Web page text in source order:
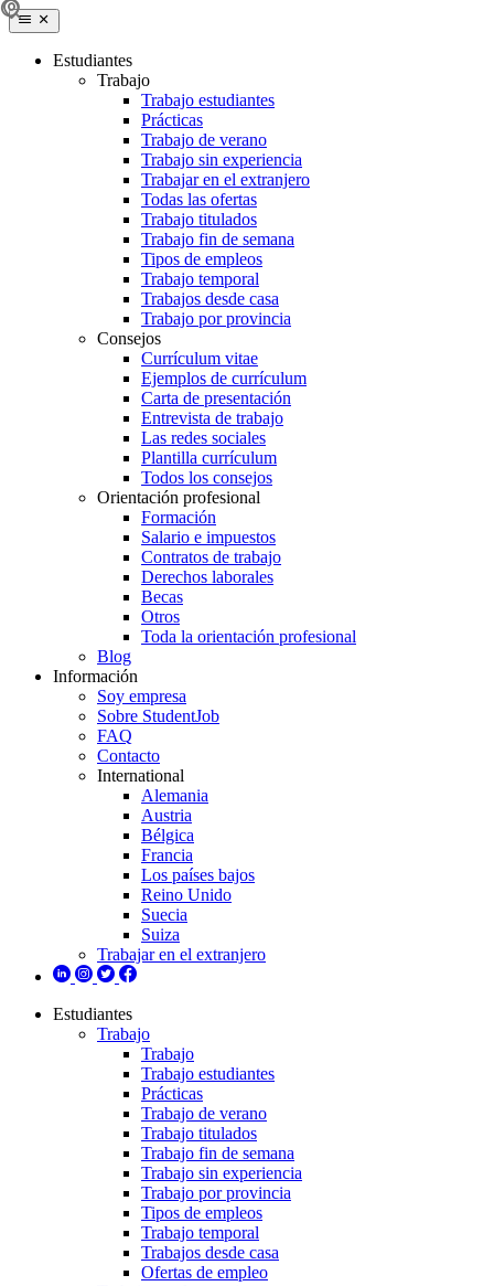
Estudiantes
Trabajo
Trabajo estudiantes
Prácticas
Trabajo de verano
Trabajo sin experiencia
Trabajar en el extranjero
Todas las ofertas
Trabajo titulados
Trabajo fin de semana
Tipos de empleos
Trabajo temporal
Trabajos desde casa
Trabajo por provincia
Consejos
Currículum vitae
Ejemplos de currículum
Carta de presentación
Entrevista de trabajo
Las redes sociales
Plantilla currículum
Todos los consejos
Orientación profesional
Formación
Salario e impuestos
Contratos de trabajo
Derechos laborales
Becas
Otros
Toda la orientación profesional
Blog
Información
Soy empresa
Sobre StudentJob
FAQ
Contacto
International
Alemania
Austria
Bélgica
Francia
Los países bajos
Reino Unido
Suecia
Suiza
Trabajar en el extranjero
Estudiantes
Trabajo
Trabajo
Trabajo estudiantes
Prácticas
Trabajo de verano
Trabajo titulados
Trabajo fin de semana
Trabajo sin experiencia
Trabajo por provincia
Tipos de empleos
Trabajo temporal
Trabajos desde casa
Ofertas de empleo